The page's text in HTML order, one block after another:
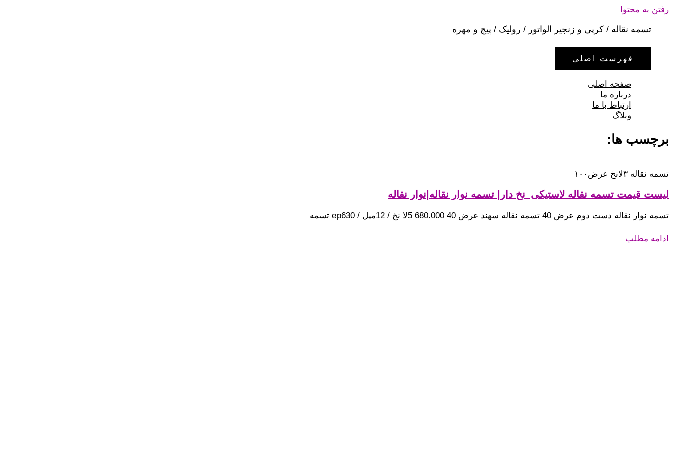
رفتن به محتوا
تسمه نقاله / کرپی و زنجیر الواتور / رولیک / پیچ و مهره
فهرست اصلی
صفحه اصلی
درباره ما
ارتباط با ما
وبلاگ
برچسب ها:
تسمه نقاله ۳لانخ عرض۱۰۰
لیست قیمت تسمه نقاله لاستیکی_نخ دار| تسمه نوار نقاله|نوار نقاله
تسمه نوار نقاله دست دوم عرض 40 تسمه نقاله سهند عرض 40 680.000 5لا نخ / 12میل / ep630 تسمه
ادامه مطلب